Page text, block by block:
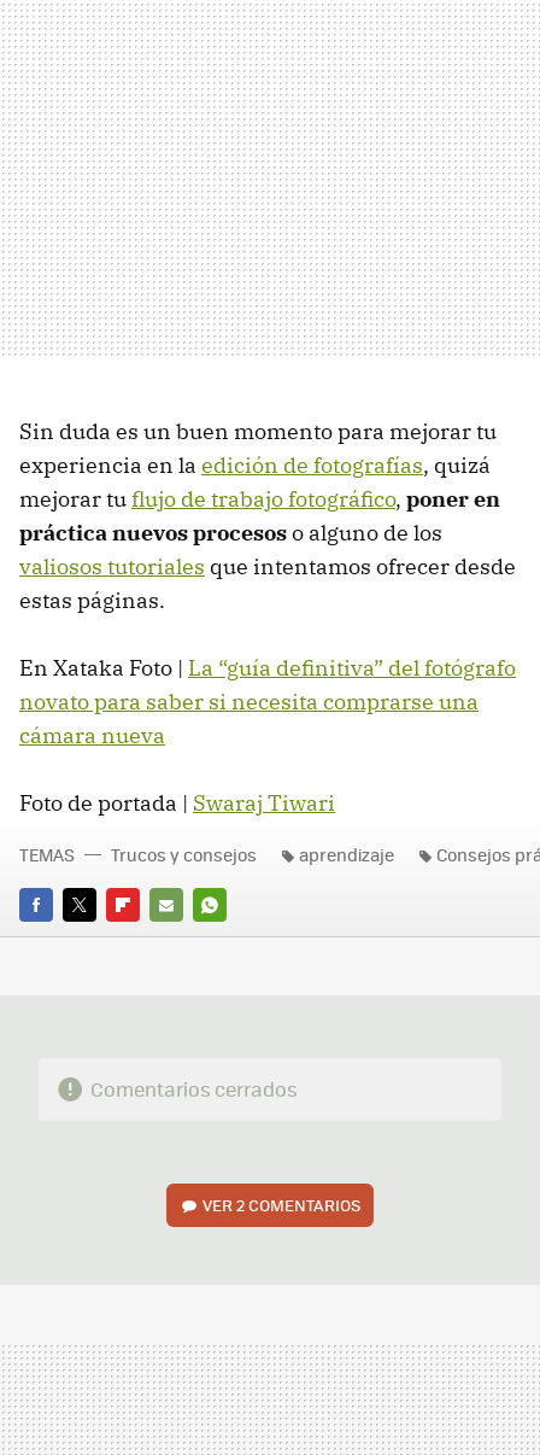
Sin duda es un buen momento para mejorar tu
experiencia en la edición de fotografías, quizá
mejorar tuflujo de trabajo fotográfico, poner en
práctica nuevos procesoso alguno de los
valiosos tutoriales que intentamos ofrecer desde
estas páginas.
En Xataka Foto | La “guía definitiva” del fotógrafo
novato para saber si necesita comprarse una
cámara nueva
Foto de portada | Swaraj Tiwari
FACEBOOK
TWITTERFLIPBOARD
E-
WHATSAPP
TEMAS Trucos y consejos aprendizaje Consejos
Comentarios cerrados
VER2 COMENTARIOS